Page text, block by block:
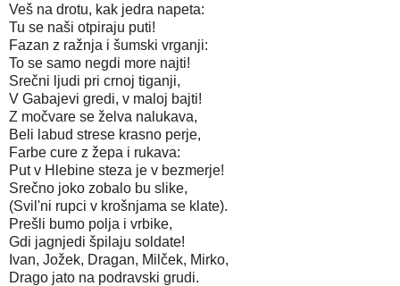
Veš na drotu, kak jedra napeta:
Tu se naši otpiraju puti!
Fazan z ražnja i šumski vrganji:
To se samo negdi more najti!
Srečni ljudi pri crnoj tiganji,
V Gabajevi gredi, v maloj bajti!
Z močvare se želva nalukava,
Beli labud strese krasno perje,
Farbe cure z žepa i rukava:
Put v Hlebine steza je v bezmerje!
Srečno joko zobalo bu slike,
(Svil'ni rupci v krošnjama se klate).
Prešli bumo polja i vrbike,
Gdi jagnjedi špilaju soldate!
Ivan, Jožek, Dragan, Milček, Mirko,
Drago jato na podravski grudi.